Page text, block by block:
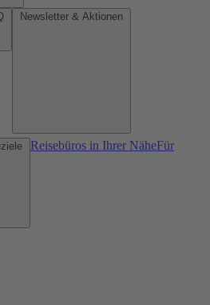
Reisebüros in Ihrer NäheFür